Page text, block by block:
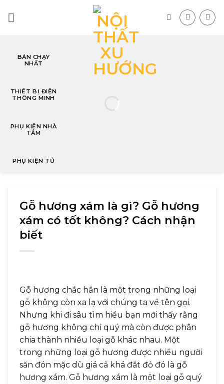
BÁN CHẠY
NHẤT
THIẾT BỊ ĐIỆN
THÔNG MINH
PHỤ KIỆN NHÀ
TẮM
PHỤ KIỆN TỦ
Gỗ hương xám là gì? Gỗ hương
xám có tốt không? Cách nhận
biết
Gỗ hương chắc hẳn là một trong những loại
gỗ không còn xa lạ với chúng ta về tên gọi.
Nhưng khi đi sâu tìm hiểu bạn mới thấy rằng
gỗ hương không chỉ quý mà còn được phân
chia thành nhiều loại gỗ khác nhau. Một
trong những loại gỗ hương được nhiều người
săn đón mặc dù giá cả khá đắt đỏ đó là gỗ
hương xám. Gỗ hương xám là một loại gỗ quý